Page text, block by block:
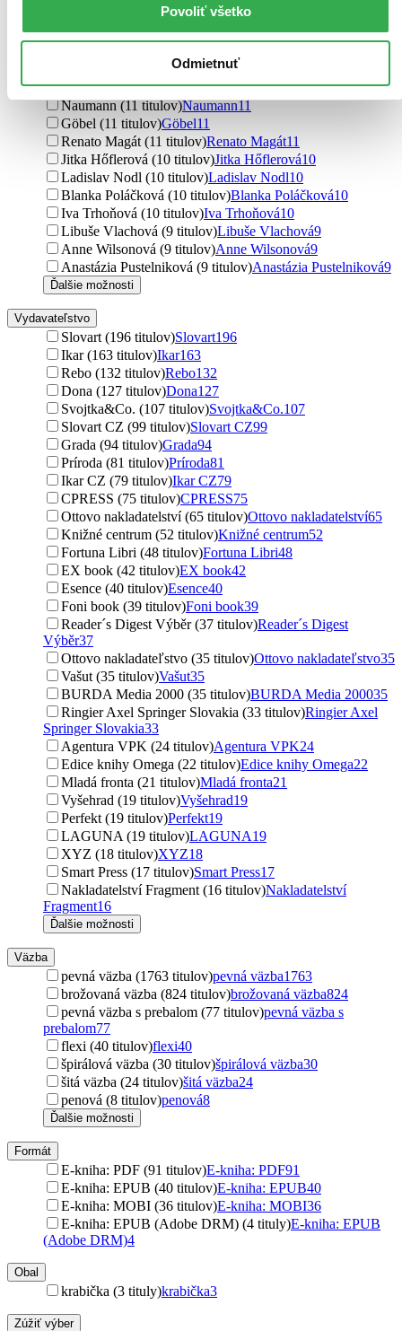
Povoliť všetko
Odmietnuť
Mari Lajosová (13 titulov) Mari Lajosová
Károly Hemző (13 titulov)Károly Hemző13
Šárka Vaiglová (11 titulov)Šárka Vaiglová
Lenka Požárová (11 titulov)Lenka Požárová11
Naumann (11 titulov)Naumann11
Göbel (11 titulov)Göbel11
Renato Magát (11 titulov)Renato Magát11
Jitka Hőflerová (10 titulov)Jitka Hőflerová10
Ladislav Nodl (10 titulov)Ladislav Nodl10
Blanka Poláčková (10 titulov)Blanka Poláčková10
Iva Trhoňová (10 titulov)Iva Trhoňová10
Libuše Vlachová (9 titulov)Libuše Vlachová9
Anne Wilsonová (9 titulov)Anne Wilsonová9
Anastázia Pustelniková (9 titulov)Anastázia Pustelniková9
Ďalšie možnosti
Vydavateľstvo
Slovart (196 titulov)Slovart196
Ikar (163 titulov)Ikar163
Rebo (132 titulov)Rebo132
Dona (127 titulov)Dona127
Svojtka&Co. (107 titulov)Svojtka&Co.107
Slovart CZ (99 titulov)Slovart CZ99
Grada (94 titulov)Grada94
Príroda (81 titulov)Príroda81
Ikar CZ (79 titulov)Ikar CZ79
CPRESS (75 titulov)CPRESS75
Ottovo nakladatelství (65 titulov)Ottovo nakladatelství65
Knižné centrum (52 titulov)Knižné centrum52
Fortuna Libri (48 titulov)Fortuna Libri48
EX book (42 titulov)EX book42
Esence (40 titulov)Esence40
Foni book (39 titulov)Foni book39
Reader´s Digest Výběr (37 titulov)Reader´s Digest
Výběr37
Ottovo nakladateľstvo (35 titulov)Ottovo nakladateľstvo35
Vašut (35 titulov)Vašut35
BURDA Media 2000 (35 titulov)BURDA Media 200035
Ringier Axel Springer Slovakia (33 titulov)Ringier Axel
Springer Slovakia33
Agentura VPK (24 titulov)Agentura VPK24
Edice knihy Omega (22 titulov)Edice knihy Omega22
Mladá fronta (21 titulov)Mladá fronta21
Vyšehrad (19 titulov)Vyšehrad19
Perfekt (19 titulov)Perfekt19
LAGUNA (19 titulov)LAGUNA19
XYZ (18 titulov)XYZ18
Smart Press (17 titulov)Smart Press17
Nakladatelství Fragment (16 titulov)Nakladatelství
Fragment16
Ďalšie možnosti
Väzba
pevná väzba (1763 titulov)pevná väzba1763
brožovaná väzba (824 titulov)brožovaná väzba824
pevná väzba s prebalom (77 titulov)pevná väzba s
prebalom77
flexi (40 titulov)flexi40
špirálová väzba (30 titulov)špirálová väzba30
šitá väzba (24 titulov)šitá väzba24
penová (8 titulov)penová8
Ďalšie možnosti
Formát
E-kniha: PDF (91 titulov)E-kniha: PDF91
E-kniha: EPUB (40 titulov)E-kniha: EPUB40
E-kniha: MOBI (36 titulov)E-kniha: MOBI36
E-kniha: EPUB (Adobe DRM) (4 tituly)E-kniha: EPUB
(Adobe DRM)4
Obal
krabička (3 tituly)krabička3
Zúžiť výber